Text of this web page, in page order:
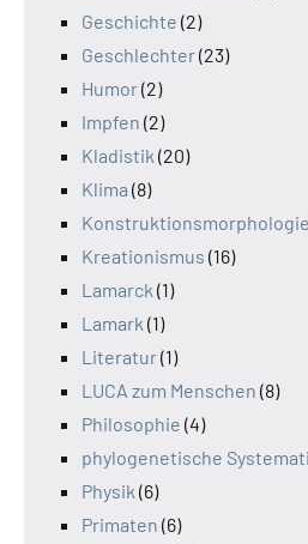
Geschichte (2)
Geschlechter(23)
Humor(2)
Impfen (2)
Kladistik (20)
Klima (8)
Konstruktionsmorphologie
Kreationismus (16)
Lamarck (1)
Lamark (1)
Literatur(1)
LUCA zum Menschen (8)
Philosophie (4)
phylogenetische
Physik (6)
Primaten (6)